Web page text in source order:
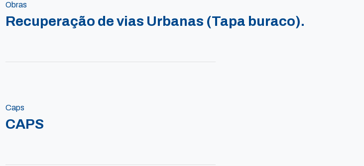
Obras
Recuperação de vias Urbanas (Tapa buraco).
Caps
CAPS